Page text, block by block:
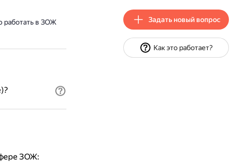
работать в ЗОЖ
ЗОЖ:
Задать новый вопрос
Как это работает?